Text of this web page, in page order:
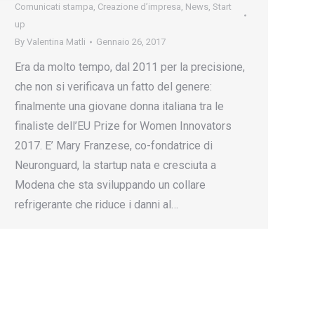
Comunicati stampa, Creazione d’impresa, News, Start
up
By Valentina Matli Gennaio 26, 2017
Era da molto tempo, dal 2011 per la precisione,
che non si verificava un fatto del genere:
finalmente una giovane donna italiana tra le
finaliste dell’EU Prize for Women Innovators
2017. E’ Mary Franzese, co-fondatrice di
Neuronguard, la startup nata e cresciuta a
Modena che sta sviluppando un collare
refrigerante che riduce i danni al…